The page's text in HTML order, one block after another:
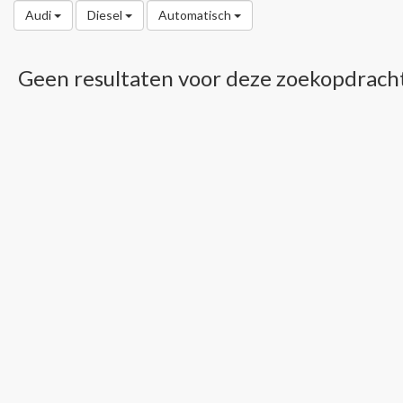
Audi Diesel Automatisch
Geen resultaten voor deze